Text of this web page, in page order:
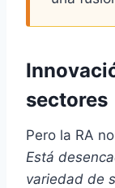
sectores
Pero la RA
Está
variedad de